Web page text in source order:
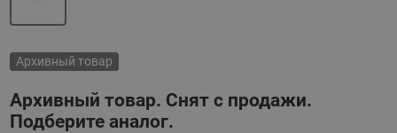
Архивный товар
Архивный товар. Снят с продажи.
Подберите аналог.